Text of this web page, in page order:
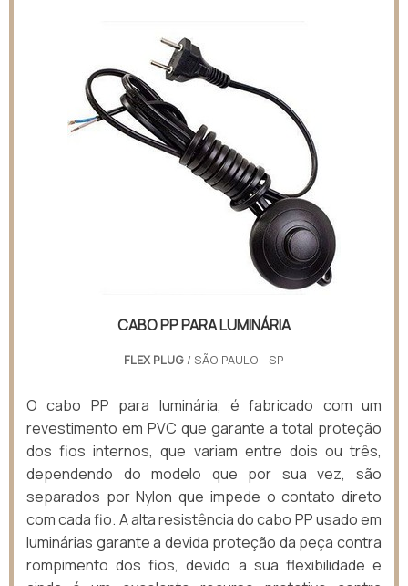
CABO PP PARA LUMINÁRIA
FLEX PLUG / SÃO PAULO - SP
O cabo PP para luminária, é fabricado com um
revestimento em PVC que garante a total proteção
dos fios internos, que variam entre dois ou três,
dependendo do modelo que por sua vez, são
separados por Nylon que impede o contato direto
com cada fio. A alta resistência do cabo PP usado em
luminárias garante a devida proteção da peça contra
rompimento dos fios, devido a sua flexibilidade e